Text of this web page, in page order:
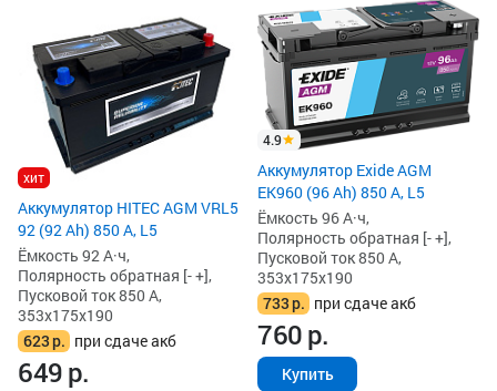
хит
Аккумулятор HITEC AGM VRL5
92 (92 Ah) 850 А, L5
Ёмкость 92 А·ч,
Полярность обратная [- +],
Пусковой ток 850 А,
353x175x190
623р. при сдаче акб
649р.
4.9
Аккумулятор Exide AGM
EK960 (96 Ah) 850 А, L5
Ёмкость 96 А·ч,
Полярность обратная [- +],
Пусковой ток 850 А,
353x175x190
733р. при сдаче акб
760р.
Купить